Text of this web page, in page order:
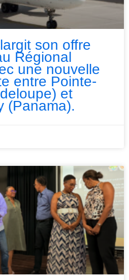
son offre
Régional
une nouvelle
entre Pointe-
et
(Panama).